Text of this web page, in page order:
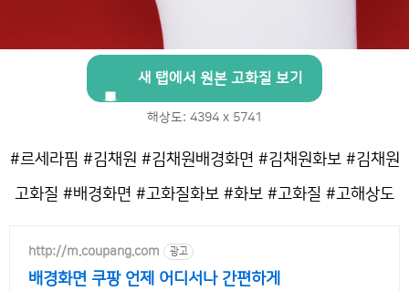
새 탭에서 원본 고화질 보기
해상도: 4394 x 5741
#르세라핌 #김채원 #김채원배경화면 #김채원화보 #김채원
고화질 #배경화면 #고화질화보 #화보 #고화질 #고해상도
http://m.coupang.com 광고
배경화면 쿠팡 언제 어디서나 간편하게